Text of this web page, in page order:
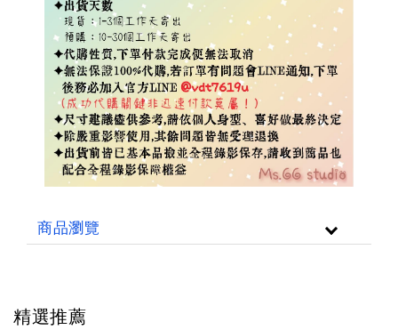
商品瀏覽
精選推薦